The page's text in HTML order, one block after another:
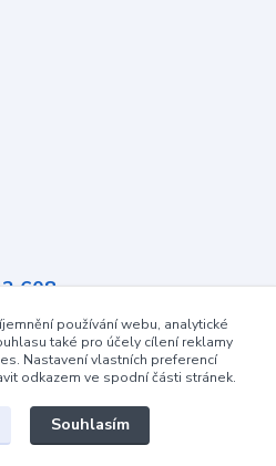
608
používání webu, analytické
také pro účely cílení reklamy
Nastavení vlastních preferencí
odkazem ve spodní části stránek.
Souhlasím